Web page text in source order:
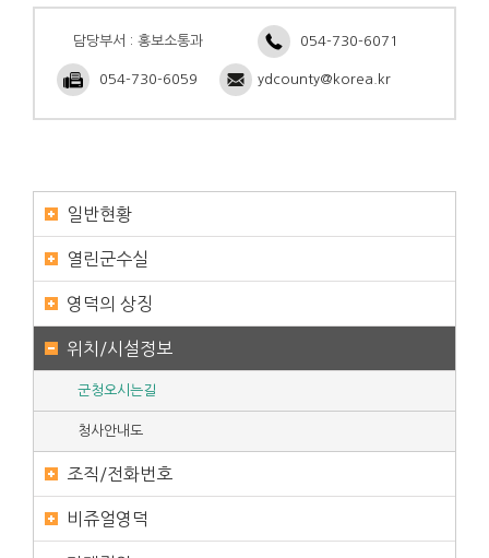
담당부서 : 홍보소통과 054-730-6071
054-730-6059 ydcounty@korea.kr
일반현황
열린군수실
영덕의 상징
위치/시설정보
군청오시는길
청사안내도
조직/전화번호
비쥬얼영덕